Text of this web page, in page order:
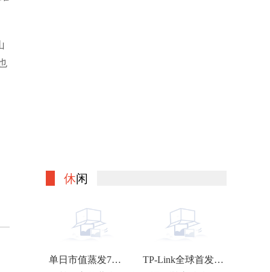
休闲
单日市值蒸发7万亿！亚马逊启动公司最大规模裁员：计划裁员约1万人
TP-Link全球首发多款Wi-Fi 7路由：宣称BE900的峰值网速可达24Gbps